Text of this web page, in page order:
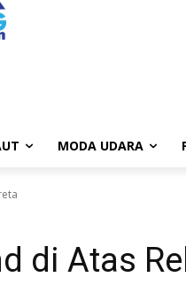
MODA UDARA
di Atas